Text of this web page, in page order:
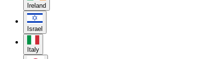
Ireland
Israel
Italy